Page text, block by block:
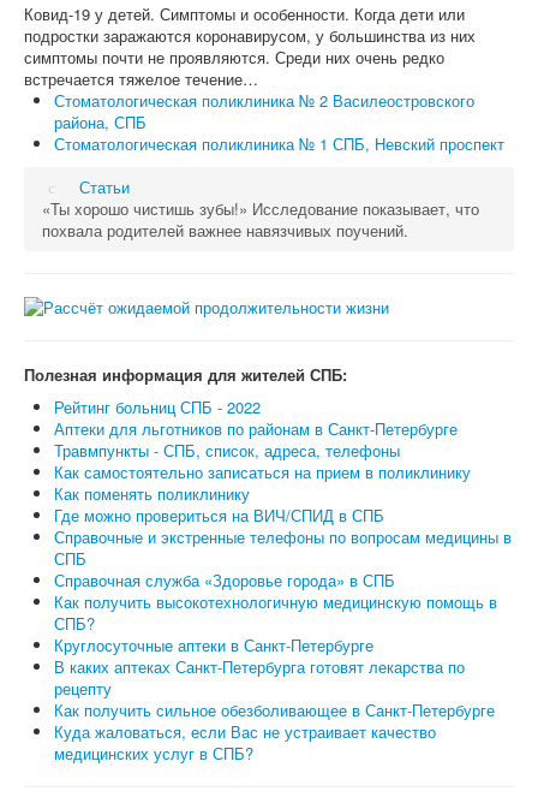
Ковид-19 у детей. Симптомы и особенности. Когда дети или
подростки заражаются коронавирусом, у большинства из них
симптомы почти не проявляются. Среди них очень редко
встречается тяжелое течение…
Стоматологическая поликлиника № 2 Василеостровского
района, СПБ
Стоматологическая поликлиника № 1 СПБ, Невский проспект
Статьи
«Ты хорошо чистишь зубы!» Исследование показывает, что
похвала родителей важнее навязчивых поучений.
Полезная информация для жителей СПБ:
Рейтинг больниц СПБ - 2022
Аптеки для льготников по районам в Санкт-Петербурге
Травмпункты - СПБ, список, адреса, телефоны
Как самостоятельно записаться на прием в поликлинику
Как поменять поликлинику
Где можно провериться на ВИЧ/СПИД в СПБ
Справочные и экстренные телефоны по вопросам медицины в
СПБ
Справочная служба «Здоровье города» в СПБ
Как получить высокотехнологичную медицинскую помощь в
СПБ?
Круглосуточные аптеки в Санкт-Петербурге
В каких аптеках Санкт-Петербурга готовят лекарства по
рецепту
Как получить сильное обезболивающее в Санкт-Петербурге
Куда жаловаться, если Вас не устраивает качество
медицинских услуг в СПБ?